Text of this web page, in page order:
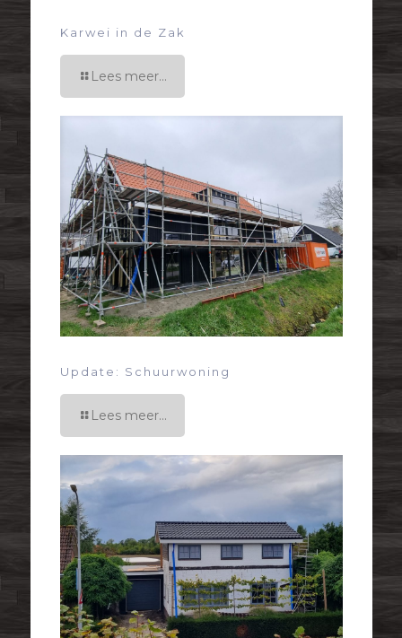
Karwei in de Zak
Lees meer...
Update: Schuurwoning
Lees meer...